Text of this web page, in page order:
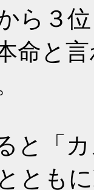
ら３
命と
と「
とも